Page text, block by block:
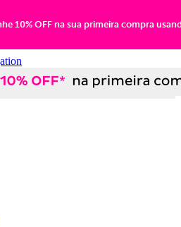
10% OFF na sua primeira compra